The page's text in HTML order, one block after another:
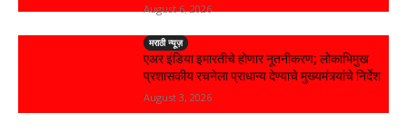
August 6, 2026
मराठी न्यूज़
एअर इंडिया इमारतीचे होणार नूतनीकरण; लोकाभिमुख
प्रशासकीय रचनेला प्राधान्य देण्याचे मुख्यमंत्र्यांचे निर्देश
August 3, 2026